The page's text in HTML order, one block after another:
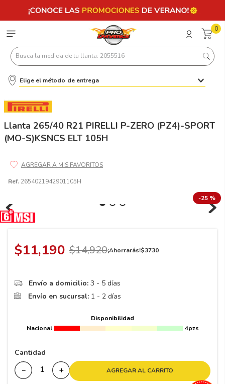
0
Busca la medida de tu llanta: 2055516
Elige el método de entrega
Llanta 265/40 R21 PIRELLI P-ZERO (PZ4)-SPORT
(MO-S)KSNCS ELT 105H
Ref. 2654021942901105H
-25 %
$11,190 $14,920¡Ahorrarás!$3730
Envío a domicilio: 3 - 5 días
Envío en sucursal: 1 - 2 días
Disponibilidad
Nacional
4pzs
Cantidad
＋
－ AGREGAR AL CARRITO
Términos más buscados
7 245